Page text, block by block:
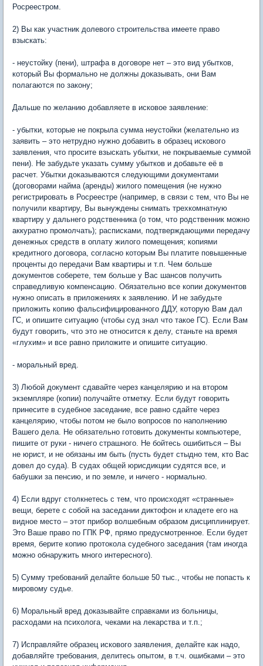
Росреестром.
2) Вы как участник долевого строительства имеете право
взыскать:
- неустойку (пени), штрафа в договоре нет – это вид убытков,
который Вы формально не должны доказывать, они Вам
полагаются по закону;
Дальше по желанию добавляете в исковое заявление:
- убытки, которые не покрыла сумма неустойки (желательно из
заявить – это нетрудно нужно добавить в образец искового
заявления, что просите взыскать убытки, не покрываемые суммой
пени). Не забудьте указать сумму убытков и добавьте её в
расчет. Убытки доказываются следующими документами
(договорами найма (аренды) жилого помещения (не нужно
регистрировать в Росреестре (например, в связи с тем, что Вы не
получили квартиру, Вы вынуждены снимать трехкомнатную
квартиру у дальнего родственника (о том, что родственник можно
аккуратно промолчать); расписками, подтверждающими передачу
денежных средств в оплату жилого помещения; копиями
кредитного договора, согласно которым Вы платите повышенные
проценты до передачи Вам квартиры и т.п. Чем больше
документов соберете, тем больше у Вас шансов получить
справедливую компенсацию. Обязательно все копии документов
нужно описать в приложениях к заявлению. И не забудьте
приложить копию фальсифицированного ДДУ, которую Вам дал
ГС, и опишите ситуацию (чтобы суд знал что такое ГС). Если Вам
будут говорить, что это не относится к делу, станьте на время
«глухим» и все равно приложите и опишите ситуацию.
- моральный вред.
3) Любой документ сдавайте через канцелярию и на втором
экземпляре (копии) получайте отметку. Если будут говорить
принесите в судебное заседание, все равно сдайте через
канцелярию, чтобы потом не было вопросов по наполнению
Вашего дела. Не обязательно готовить документы компьютере,
пишите от руки - ничего страшного. Не бойтесь ошибиться – Вы
не юрист, и не обязаны им быть (пусть будет стыдно тем, кто Вас
довел до суда). В судах общей юрисдикции судятся все, и
бабушки за пенсию, и по земле, и ничего - нормально.
4) Если вдруг столкнетесь с тем, что происходят «странные»
вещи, берете с собой на заседании диктофон и кладете его на
видное место – этот прибор волшебным образом дисциплинирует.
Это Ваше право по ГПК РФ, прямо предусмотренное. Если будет
время, берите копию протокола судебного заседания (там иногда
можно обнаружить много интересного).
5) Сумму требований делайте больше 50 тыс., чтобы не попасть к
мировому судье.
6) Моральный вред доказывайте справками из больницы,
расходами на психолога, чеками на лекарства и т.п.;
7) Исправляйте образец искового заявления, делайте как надо,
добавляйте требования, делитесь опытом, в т.ч. ошибками – это